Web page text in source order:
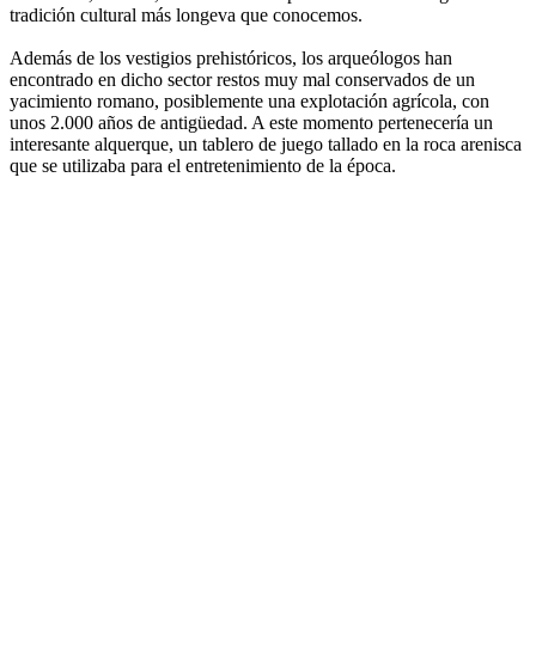
tradición cultural más longeva que conocemos.
Además de los vestigios prehistóricos, los arqueólogos han
encontrado en dicho sector restos muy mal conservados de un
yacimiento romano, posiblemente una explotación agrícola, con
unos 2.000 años de antigüedad. A este momento pertenecería un
interesante alquerque, un tablero de juego tallado en la roca arenisca
que se utilizaba para el entretenimiento de la época.